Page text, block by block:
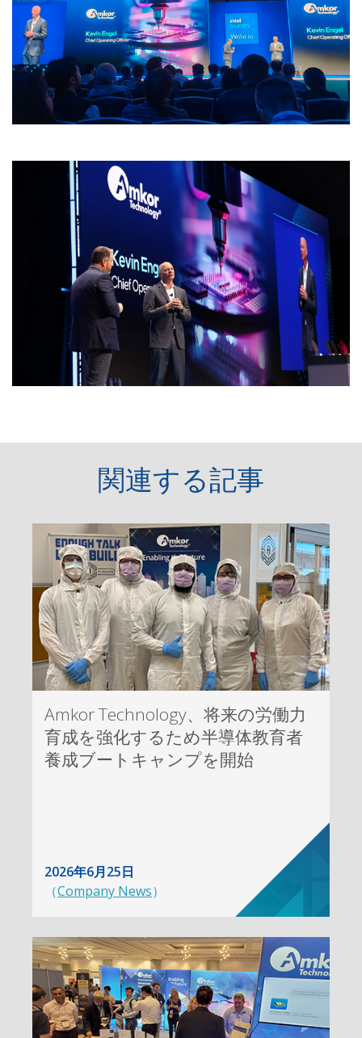
関連する記事
Amkor Technology、将来の労働力
育成を強化するため半導体教育者
養成ブートキャンプを開始
2026年6月25日
（Company News）